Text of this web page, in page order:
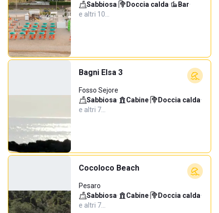
Sabbiosa· Doccia calda· Bar·
e altri 10…
Bagni Elsa 3
Fosso Sejore
Sabbiosa· Cabine· Doccia calda·
e altri 7…
Cocoloco Beach
Pesaro
Sabbiosa· Cabine· Doccia calda·
e altri 7…